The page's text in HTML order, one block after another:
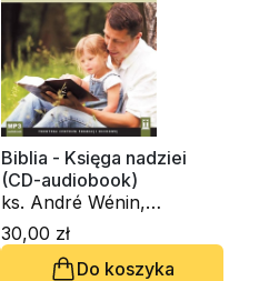
Biblia - Księga nadziei
(CD-audiobook)
ks. André Wénin,
Stanisław Witkowski MS,
ks. Krzysztof Wons SDS
30,00 zł
Do koszyka